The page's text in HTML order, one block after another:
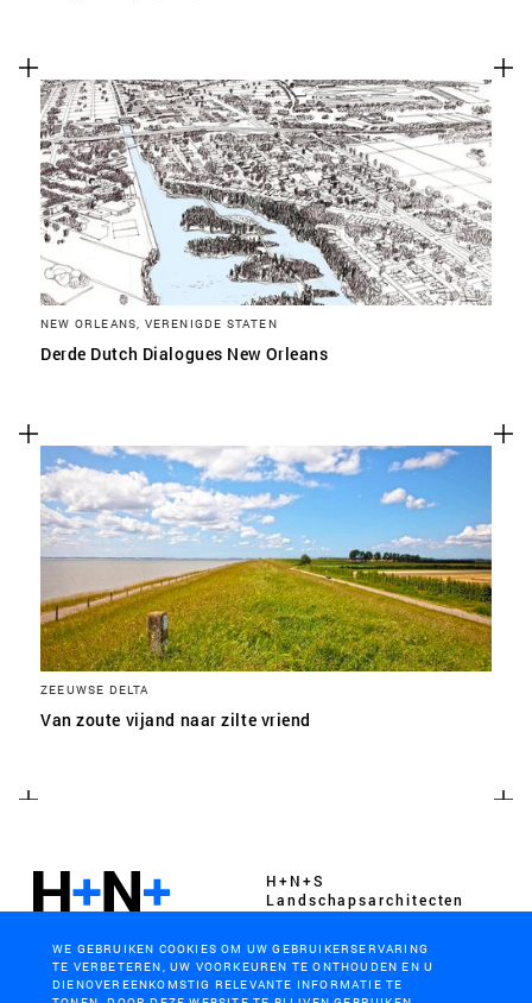
NEW ORLEANS, VERENIGDE STATEN
Derde Dutch Dialogues New Orleans
ZEEUWSE DELTA
Van zoute vijand naar zilte vriend
H+N+S
Landschaps­architecten
WE GEBRUIKEN COOKIES OM UW GEBRUIKERSERVARING
TE VERBETEREN, UW VOORKEUREN TE ONTHOUDEN EN U
DIENOVEREENKOMSTIG RELEVANTE INFORMATIE TE